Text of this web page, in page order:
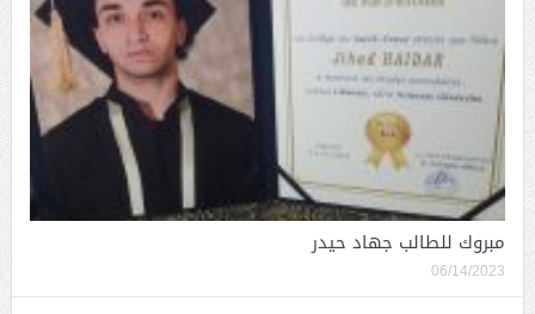
مبروك للطالب جهاد حيدر
06/14/2023